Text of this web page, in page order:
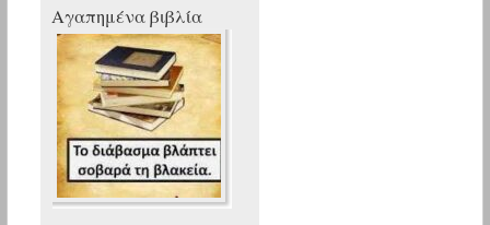
Αγαπημένα βιβλία